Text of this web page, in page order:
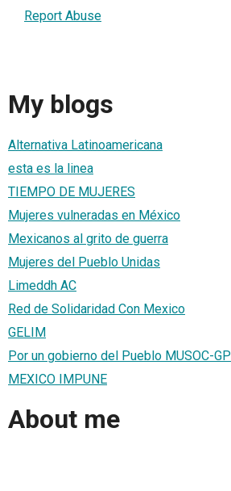
Report Abuse
My blogs
Alternativa Latinoamericana
esta es la linea
TIEMPO DE MUJERES
Mujeres vulneradas en México
Mexicanos al grito de guerra
Mujeres del Pueblo Unidas
Limeddh AC
Red de Solidaridad Con Mexico
GELIM
Por un gobierno del Pueblo MUSOC-GP
MEXICO IMPUNE
About me